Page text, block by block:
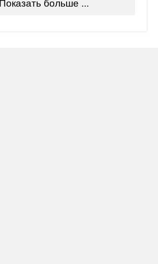
Показать больше ...